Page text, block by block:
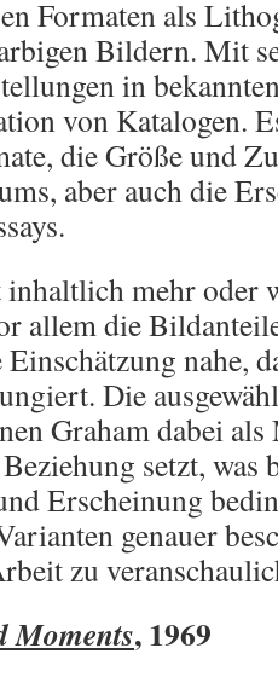
Formaten als
Bildern. Mit
in
von Katalogen.
die Größe und
aber auch die
inhaltlich mehr oder
allem die
nahe,
Die
Graham dabei
setzt, was
Erscheinung
genauer
zu
Moments, 1969